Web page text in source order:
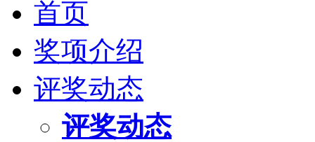
首页
奖项介绍
评奖动态
评奖动态